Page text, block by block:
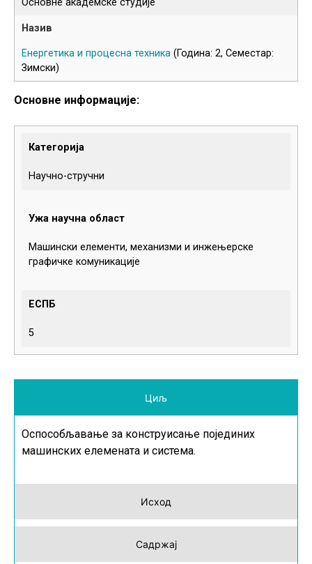
Основне академске студије
Енергетика и процесна техника (Година: 2, Семестар:
Зимски)
Основне информације:
Категорија
Научно-стручни
Ужа научна област
Машински елементи, механизми и инжењерске
графичке комуникације
ЕСПБ
5
Циљ
Исход
Садржај
Оспособљавање за конструисање појединих
машинских елемената и система.